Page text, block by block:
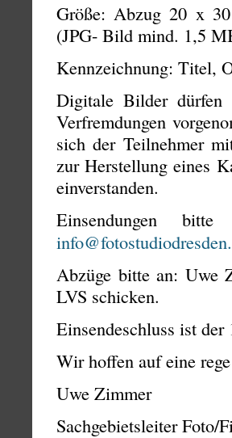
Größe: Abzug 20 x
(JPG- Bild mind. 1,5
Kennzeichnung: Titel,
Digitale Bilder dürfen
Verfremdungen
sich der Teilnehmer
zur Herstellung eines
einverstanden.
Einsendungen
Abzüge bitte an: Uwe
LVS schicken.
Einsendeschluss ist der
Wir hoffen auf eine
Uwe Zimmer
Sachgebietsleiter Foto/